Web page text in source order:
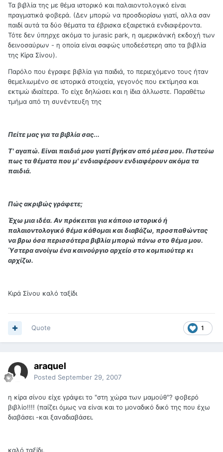
Τα βιβλία της με θέμα ιστορικό και παλαιοντολογικό είναι
πραγματικά φοβερά. (Δεν μπορώ να προσδιορίσω γιατί, αλλα σαν
παιδί αυτά τα δύο θέματα τα έβρισκα εξαιρετικά ενδιαφέροντα.
Τότε δεν ύπηρχε ακόμα το jurasic park, η αμερικάνική εκδοχή των
δεινοσαύρων - η οποία είναι σαφώς υποδεέστερη απο τα βιβλία
της Κίρα Σίνου).
Παρόλο που έγραφε βιβλία για παιδιά, το περιεχόμενο τους ήταν
θεμελιωμένο σε ιστορικά στοιχεία, γεγονός που εκτίμησα και
εκτιμώ ιδιαίτερα. Το είχε δηλώσει και η ίδια άλλωστε. Παραθέτω
τμήμα από τη συνέντευξη της
Πείτε μας για τα βιβλία σας...
Τ' αγαπώ. Είναι παιδιά μου γιατί βγήκαν από μέσα μου. Πιστεύω
πως τα θέματα που μ' ενδιαφέρουν ενδιαφέρουν ακόμα τα
παιδιά.
Πώς ακριβώς γράφετε;
Έχω μια ιδέα. Αν πρόκειται για κάποιο ιστορικό ή
παλαιοντολογικό θέμα κάθομαι και διαβάζω, προσπαθώντας
να βρω όσα περισσότερα βιβλία μπορώ πάνω στο θέμα μου.
Ύστερα ανοίγω ένα καινούργιο αρχείο στο κομπιούτερ κι
αρχίζω.
Κιρά Σίνου καλό ταξίδι
1
Quote
araquel
Posted September 29, 2007
η κίρα σίνου είχε γράψει το "στη χώρα των μαμούθ"? φοβερό
βιβλίο!!!! (παίζει όμως να είναι και το μοναδικό δικό της που έχω
διαβάσει -και ξαναδιαβάσει.
καλό ταξίδι.